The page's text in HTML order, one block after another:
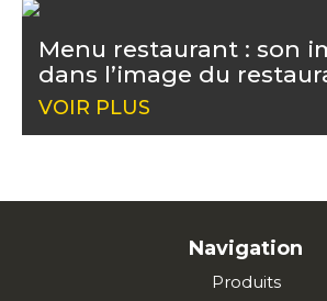
Menu restaurant : son
dans l’image du
VOIR PLUS
Navigation
Produits